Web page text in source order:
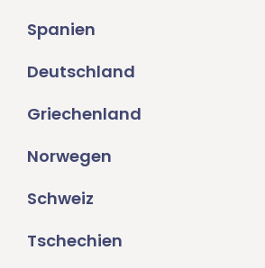
Spanien
Deutschland
Griechenland
Norwegen
Schweiz
Tschechien